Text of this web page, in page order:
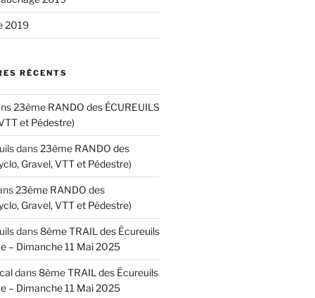
2019
RÉCENTS
23ème RANDO des ÉCUREUILS
et Pédestre)
dans23ème RANDO des
Gravel, VTT et Pédestre)
23ème RANDO des
Gravel, VTT et Pédestre)
dans8ème TRAIL des Écureuils
– Dimanche 11 Mai 2025
dans8ème TRAIL des Écureuils
– Dimanche 11 Mai 2025